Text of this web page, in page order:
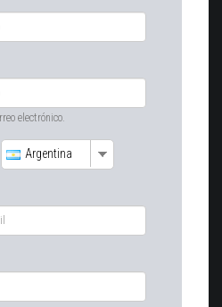
electrónico.
Argentina